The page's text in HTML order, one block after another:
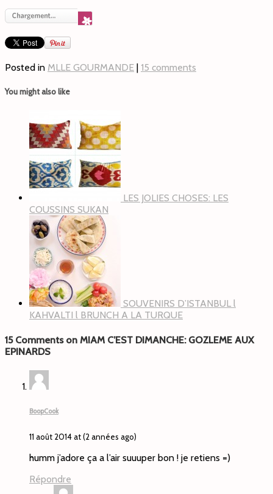
Posted in MLLE GOURMANDE | 15 comments
You might also like
LES JOLIES CHOSES: LES
COUSSINS SUKAN
SOUVENIRS D’ISTANBUL l
KAHVALTI l BRUNCH A LA TURQUE
15 Comments on MIAM C’EST DIMANCHE: GOZLEME AUX
EPINARDS
BoopCook
11 août 2014 at (2 années ago)
humm j’adore ça a l’air suuuper bon ! je retiens =)
Répondre